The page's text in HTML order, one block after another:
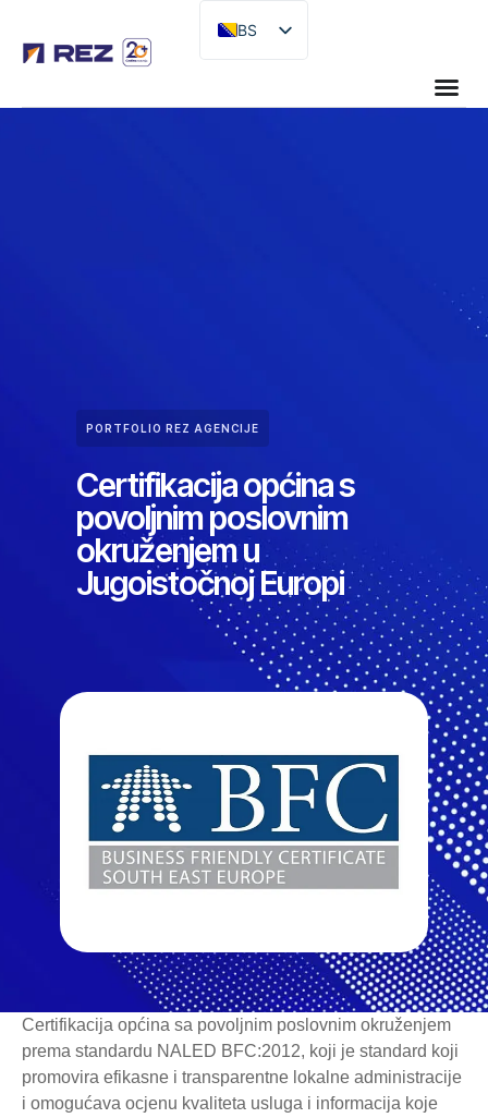
BS
EN
PORTFOLIO REZ AGENCIJE
Certifikacija općina s
povoljnim poslovnim
okruženjem u
Jugoistočnoj Europi
Certifikacija općina sa povoljnim poslovnim okruženjem
prema standardu NALED BFC:2012, koji je standard koji
promovira efikasne i transparentne lokalne administracije
i omogućava ocjenu kvaliteta usluga i informacija koje